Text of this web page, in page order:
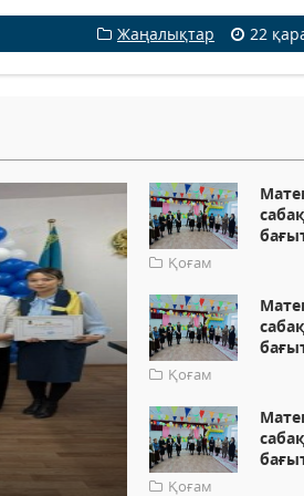
Жаңалықтар
22
Қоғам
Қоғам
Қоғам